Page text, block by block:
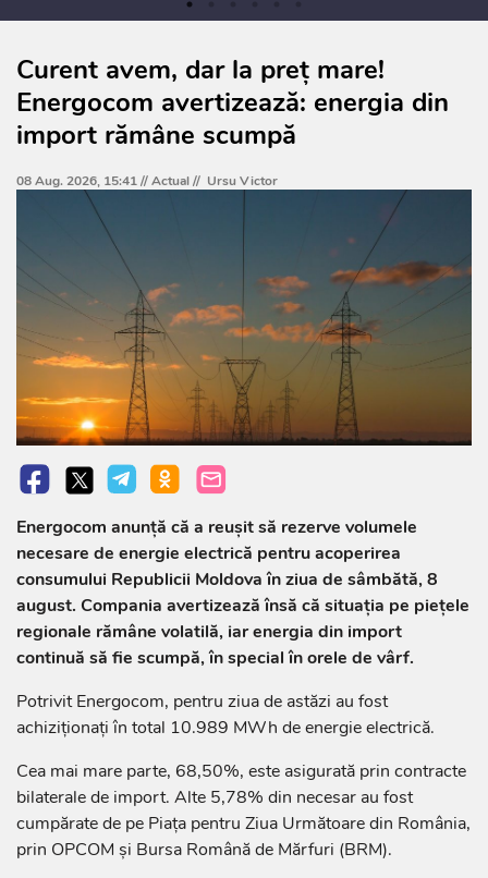
Curent avem, dar la preț mare!
Energocom avertizează: energia din
import rămâne scumpă
08 Aug. 2026, 15:41 //Actual// Ursu Victor
Energocom anunță că a reușit să rezerve volumele
necesare de energie electrică pentru acoperirea
consumului Republicii Moldova în ziua de sâmbătă, 8
august. Compania avertizează însă că situația pe piețele
regionale rămâne volatilă, iar energia din import
continuă să fie scumpă, în special în orele de vârf.
Potrivit Energocom, pentru ziua de astăzi au fost
achiziționați în total 10.989 MWh de energie electrică.
Cea mai mare parte, 68,50%, este asigurată prin contracte
bilaterale de import. Alte 5,78% din necesar au fost
cumpărate de pe Piața pentru Ziua Următoare din România,
prin OPCOM și Bursa Română de Mărfuri (BRM).